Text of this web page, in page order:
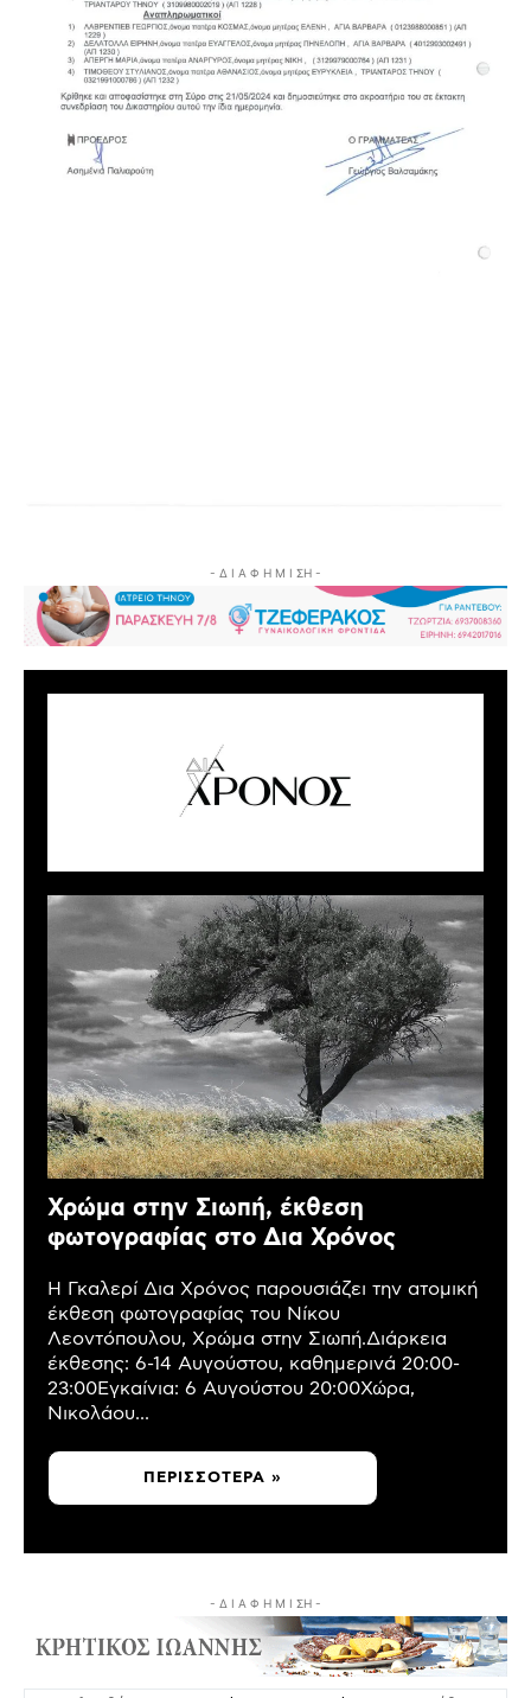
- Δ Ι Α Φ Η Μ Ι ΣΗ -
Χρώμα στην Σιωπή, έκθεση
φωτογραφίας στο Δια Χρόνος
Η Γκαλερί Δια Χρόνος παρουσιάζει την ατομική
έκθεση φωτογραφίας του Νίκου
Λεοντόπουλου, Χρώμα στην Σιωπή.Διάρκεια
έκθεσης: 6-14 Αυγούστου, καθημερινά 20:00-
23:00Εγκαίνια: 6 Αυγούστου 20:00Χώρα,
Νικολάου...
ΠΕΡΙΣΣΌΤΕΡΑ »
- Δ Ι Α Φ Η Μ Ι ΣΗ -